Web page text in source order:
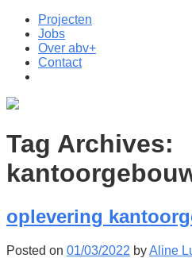
Projecten
Jobs
Over abv+
Contact
Tag Archives:
oplevering
Posted on 01/03/2022 byAline